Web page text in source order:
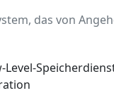
das von
Level-